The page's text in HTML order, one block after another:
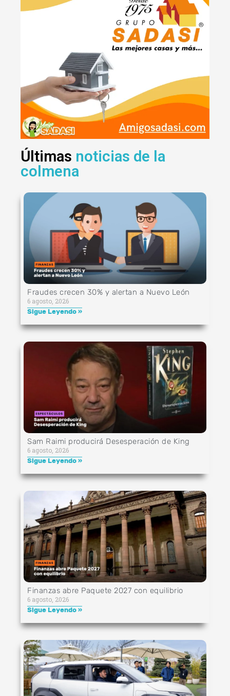
Últimas noticias de la
colmena
Fraudes crecen 30% y alertan a Nuevo León
6 agosto, 2026
Sigue Leyendo »
Sam Raimi producirá Desesperación de King
6 agosto, 2026
Sigue Leyendo »
Finanzas abre Paquete 2027 con equilibrio
6 agosto, 2026
Sigue Leyendo »